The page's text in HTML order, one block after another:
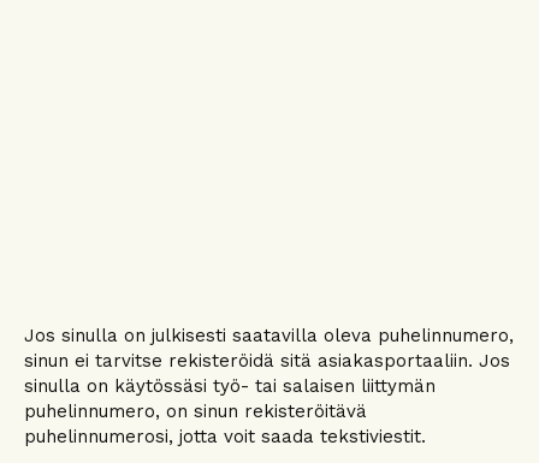
Jos sinulla on julkisesti saatavilla oleva puhelinnumero,
sinun ei tarvitse rekisteröidä sitä asiakasportaaliin. Jos
sinulla on käytössäsi työ- tai salaisen liittymän
puhelinnumero, on sinun rekisteröitävä
puhelinnumerosi, jotta voit saada tekstiviestit.